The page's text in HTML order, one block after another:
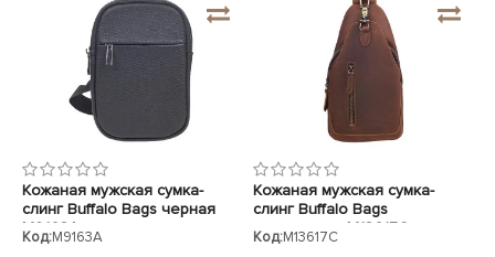
Кожаная мужская сумка-
слинг Buffalo Bags черная
M9163A
Код:M9163A
Кожаная мужская сумка-
слинг Buffalo Bags
коричневая M13617C
Код:M13617C